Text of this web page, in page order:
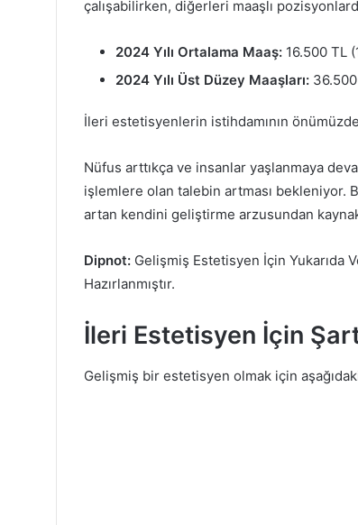
çalışabilirken, diğerleri maaşlı
2024 Yılı Ortalama Maaş: 16.500 TL
2024 Yılı Üst Düzey Maaşları:
İleri estetisyenlerin istihdamının
Nüfus arttıkça ve insanlar yaşlanmaya
işlemlere olan talebin artması bekleniyor.
artan kendini geliştirme arzusundan
Dipnot: Gelişmiş Estetisyen İçin Yukarıda
Hazırlanmıştır.
İleri Estetisyen İçin
Gelişmiş bir estetisyen olmak için